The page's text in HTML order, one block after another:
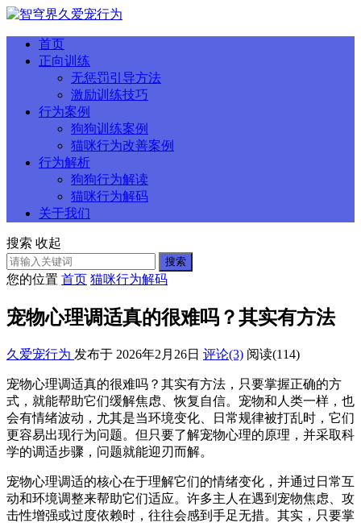
首页
正向训练
无惩罚引导方法
激励训练技巧
行为案例
狗狗训练案例
猫咪行为改善案例
行为解析
狗狗行为解读
猫咪行为解码
关于我们
搜索 收起
搜索
您的位置 首页 猫咪行为解码
宠物心理调适真的很难吗？其实有方法
久爱宠行为 发布于 2026年2月26日 评论(3) 阅读(114)
宠物心理调适真的很难吗？其实有方法，只要掌握正确的方
式，就能帮助它们缓解焦虑、恢复自信。宠物和人类一样，也
会有情绪波动，尤其是当环境变化、日常规律被打乱时，它们
更容易出现行为问题。但只要了解宠物心理的原理，并采取科
学的调适步骤，问题就能迎刃而解。
宠物心理调适的核心在于理解它们的情绪变化，并通过日常互
动和环境调整来帮助它们适应。许多主人在遇到宠物焦虑、攻
击性增强或过度依赖时，往往会感到手足无措。其实，只要掌